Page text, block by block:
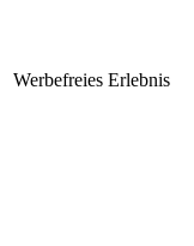
Werbefreies Erlebnis